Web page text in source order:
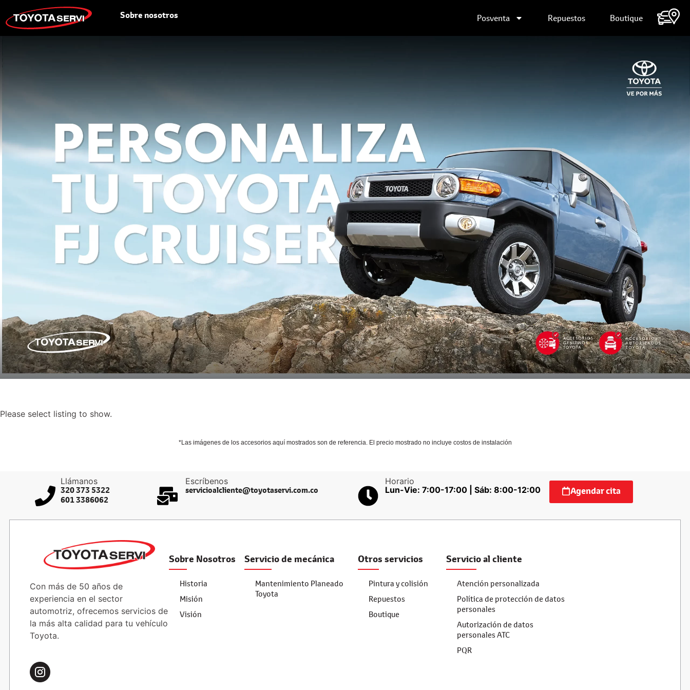
Sobre nosotros Posventa Repuestos Boutique
Please select listing to show.
*Las imágenes de los accesorios aquí mostrados son de referencia. El precio mostrado no incluye costos de instalación
Llámanos
320 373 5322
601 3386062
Escríbenos
servicioalcliente@toyotaservi.com.co
Horario
Lun-Vie: 7:00-17:00 | Sáb: 8:00-12:00
Agendar cita
Con más de 50 años de
experiencia en el sector
automotriz, ofrecemos servicios de
la más alta calidad para tu vehículo
Toyota.
Sobre Nosotros
Historia
Misión
Visión
Servicio de mecánica
Mantenimiento Planeado
Toyota
Otros servicios
Pintura y colisión
Repuestos
Boutique
Servicio al cliente
Atención personalizada
Política de protección de datos
personales
Autorización de datos
personales ATC
PQR
Contáctanos
Pago en línea